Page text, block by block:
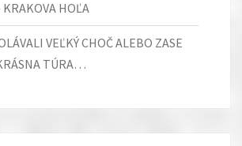
HOĽA
VEĽKÝ CHOČ ALEBO ZASE
TÚRA…